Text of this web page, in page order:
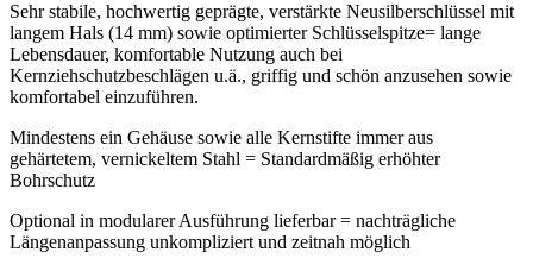
Sehr stabile, hochwertig geprägte, verstärkte Neusilberschlüssel mit
langem Hals (14 mm) sowie optimierter Schlüsselspitze= lange
Lebensdauer, komfortable Nutzung auch bei
Kernziehschutzbeschlägen u.ä., griffig und schön anzusehen sowie
komfortabel einzuführen.
Mindestens ein Gehäuse sowie alle Kernstifte immer aus
gehärtetem, vernickeltem Stahl = Standardmäßig erhöhter
Bohrschutz
Optional in modularer Ausführung lieferbar = nachträgliche
Längenanpassung unkompliziert und zeitnah möglich